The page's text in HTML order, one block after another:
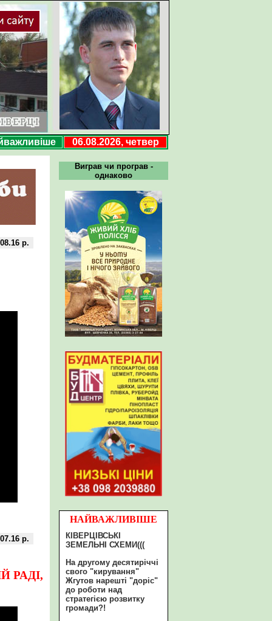
06.08.2026, четвер
Виграв чи програв -
однаково
НАЙВАЖЛИВІШЕ
КІВЕРЦІВСЬКІ
ЗЕМЕЛЬНІ СХЕМИ(((
На другому десятиріччі
свого "кирування"
Жгутов нарешті "доріс"
до роботи над
стратегією розвитку
громади?!
р.
р.
РАДІ,